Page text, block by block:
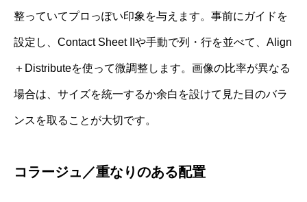
整っていてプロっぽい印象を与えます。事前にガイドを
設定し、Contact Sheet IIや手動で列・行を並べて、Align
＋Distributeを使って微調整します。画像の比率が異なる
場合は、サイズを統一するか余白を設けて見た目のバラ
ンスを取ることが大切です。
コラージュ／重なりのある配置